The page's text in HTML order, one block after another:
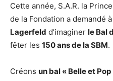
Cette année, S.A.R. la
de la Fondation a demandé
Lagerfeld d’imaginer le Bal
fêter les 150 ans de la SBM.
Créons un bal « Belle et Pop